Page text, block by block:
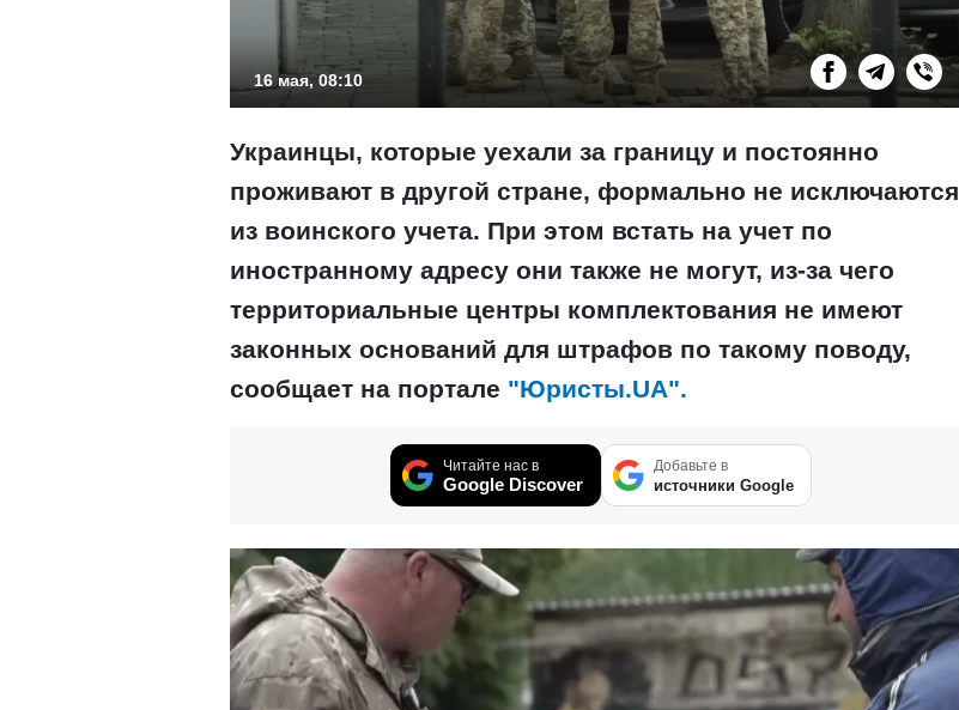
16 мая, 08:10
Украинцы, которые уехали за границу и постоянно
проживают в другой стране, формально не исключаются
из воинского учета. При этом встать на учет по
иностранному адресу они также не могут, из-за чего
территориальные центры комплектования не имеют
законных оснований для штрафов по такому поводу,
сообщает на портале "Юристы.UA".
Читайте нас в
Google Discover
Добавьте в
источники Google